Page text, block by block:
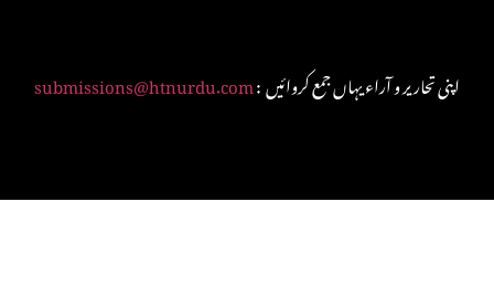
submissions@htnurdu.com : اپنی تحاریر و آراء یہاں جمع کروائیں